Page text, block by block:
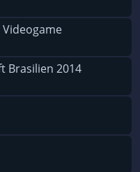
Videogame
Brasilien 2014